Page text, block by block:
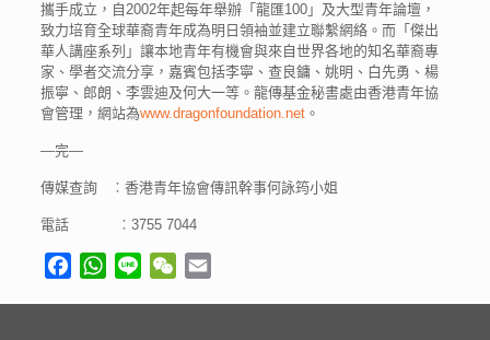
攜手成立，自2002年起每年舉辦「龍匯100」及大型青年論壇，
致力培育全球華裔青年成為明日領袖並建立聯繫網絡。而「傑出
華人講座系列」讓本地青年有機會與來自世界各地的知名華裔專
家、學者交流分享，嘉賓包括李寧、查良鏞、姚明、白先勇、楊
振寧、郎朗、李雲迪及何大一等。龍傳基金秘書處由香港青年協
會管理，網站為www.dragonfoundation.net 。
—完—
傳媒查詢 ︰香港青年協會傳訊幹事何詠筠小姐
電話 ︰3755 7044
FacebookWhatsApp
Line WeChat